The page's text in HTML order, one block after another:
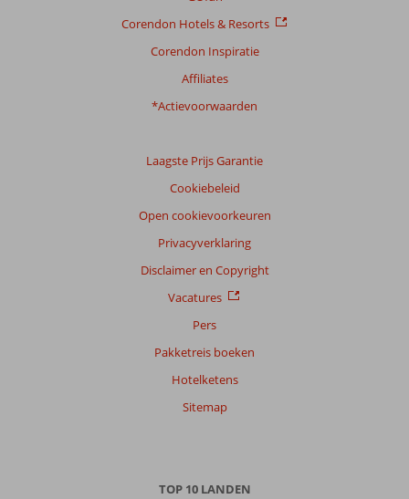
Corendon Hotels & Resorts
Corendon Inspiratie
Affiliates
*Actievoorwaarden
Laagste Prijs Garantie
Cookiebeleid
Open cookievoorkeuren
Privacyverklaring
Disclaimer en Copyright
Vacatures
Pers
Pakketreis boeken
Hotelketens
Sitemap
TOP 10 LANDEN